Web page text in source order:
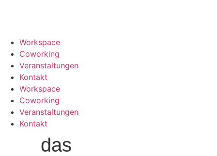
Workspace
Coworking
Veranstaltungen
Kontakt
Workspace
Coworking
Veranstaltungen
Kontakt
das